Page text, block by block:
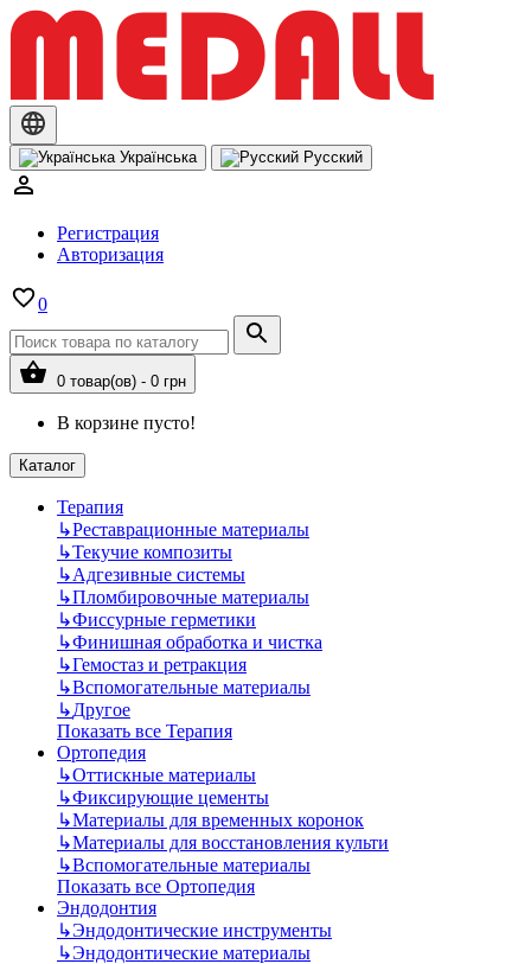
Українська Русский
Регистрация
Авторизация
0
0 товар(ов) - 0 грн
В корзине пусто!
Каталог
Терапия
↳Реставрационные материалы
↳Текучие композиты
↳Адгезивные системы
↳Пломбировочные материалы
↳Фиссурные герметики
↳Финишная обработка и чистка
↳Гемостаз и ретракция
↳Вспомогательные материалы
↳Другое
Показать все Терапия
Ортопедия
↳Оттискные материалы
↳Фиксирующие цементы
↳Материалы для временных коронок
↳Материалы для восстановления культи
↳Вспомогательные материалы
Показать все Ортопедия
Эндодонтия
↳Эндодонтические инструменты
↳Эндодонтические материалы